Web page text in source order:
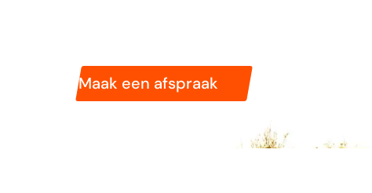
Maak een afspraak